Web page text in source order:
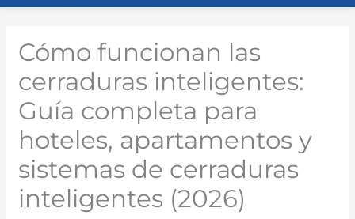
Cómo funcionan las
cerraduras inteligentes:
Guía completa para
hoteles, apartamentos y
sistemas de cerraduras
inteligentes (2026)